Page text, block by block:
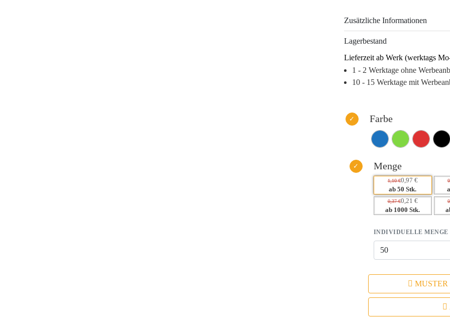
Dank der hochwertigen
9,5 g und einer praktischen
für Meetings, Messen und
Erinnerungswert hoch – für
Markenidentität.
– Langlebige Werbeanbringung
– Praktischer Nutzen erhöht die
– Modernes Design spricht eine
Eindruck.
Zusätzliche Informationen
Lagerbestand
Lieferzeit ab Werk (werktags
1 - 2 Werktage ohne
10 - 15 Werktage mit
Farbe
Menge
1,10 €0,97 €
ab 50 Stk.
0,37 €0,21 €
ab 1000 Stk.
INDIVIDUELLE MENGE
MUSTER